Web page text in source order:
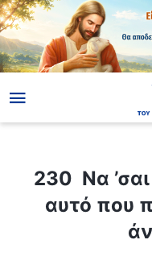
230 Nα
αυτό που